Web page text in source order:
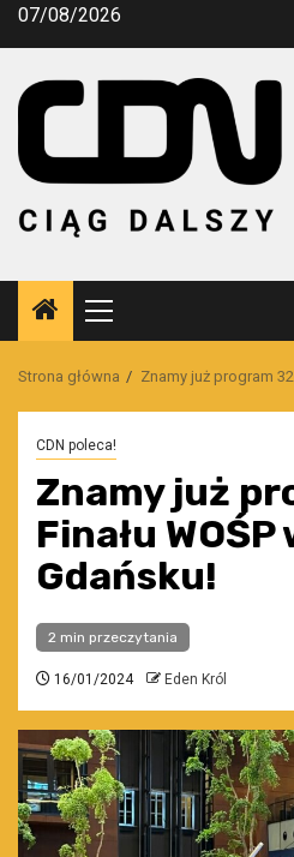
Przejdź
07/08/2026
Menu
główne
Strona główna Znamy już program
CDN poleca!
Znamy już
Finału WOŚP
Gdańsku!
2 min przeczytania
16/01/2024 Eden Król